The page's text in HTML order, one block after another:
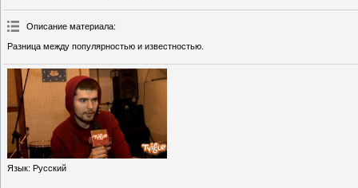
Описание материала:
Разница между популярностью и известностью.
Язык: Русский